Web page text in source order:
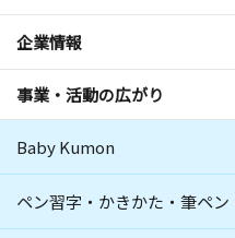
企業情報
事業・活動の広がり
Baby Kumon
ペン習字・かきかた・筆ペン